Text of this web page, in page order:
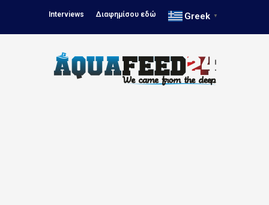
Interviews Διαφημίσου εδώ Greek ▼